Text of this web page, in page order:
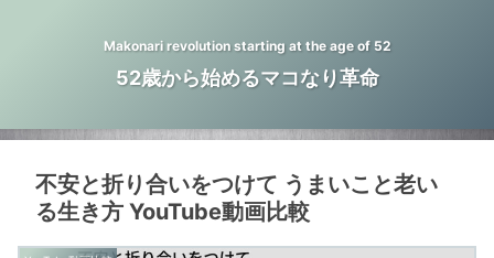
Makonari revolution starting at the age of 52
52歳から始めるマコなり革命
不安と折り合いをつけて うまいこと老い
る生き方 YouTube動画比較